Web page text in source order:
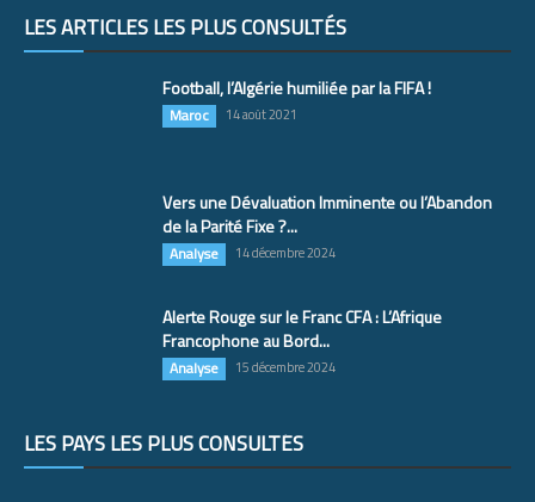
LES ARTICLES LES PLUS CONSULTÉS
Football, l’Algérie humiliée par la FIFA !
Maroc 14 août 2021
Vers une Dévaluation Imminente ou l’Abandon
de la Parité Fixe ?...
Analyse 14 décembre 2024
Alerte Rouge sur le Franc CFA : L’Afrique
Francophone au Bord...
Analyse 15 décembre 2024
LES PAYS LES PLUS CONSULTÉS